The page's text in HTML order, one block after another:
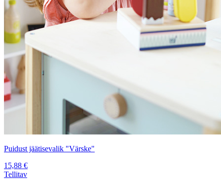
Puidust jäätisevalik "Värske"
15,88 €
Tellitav